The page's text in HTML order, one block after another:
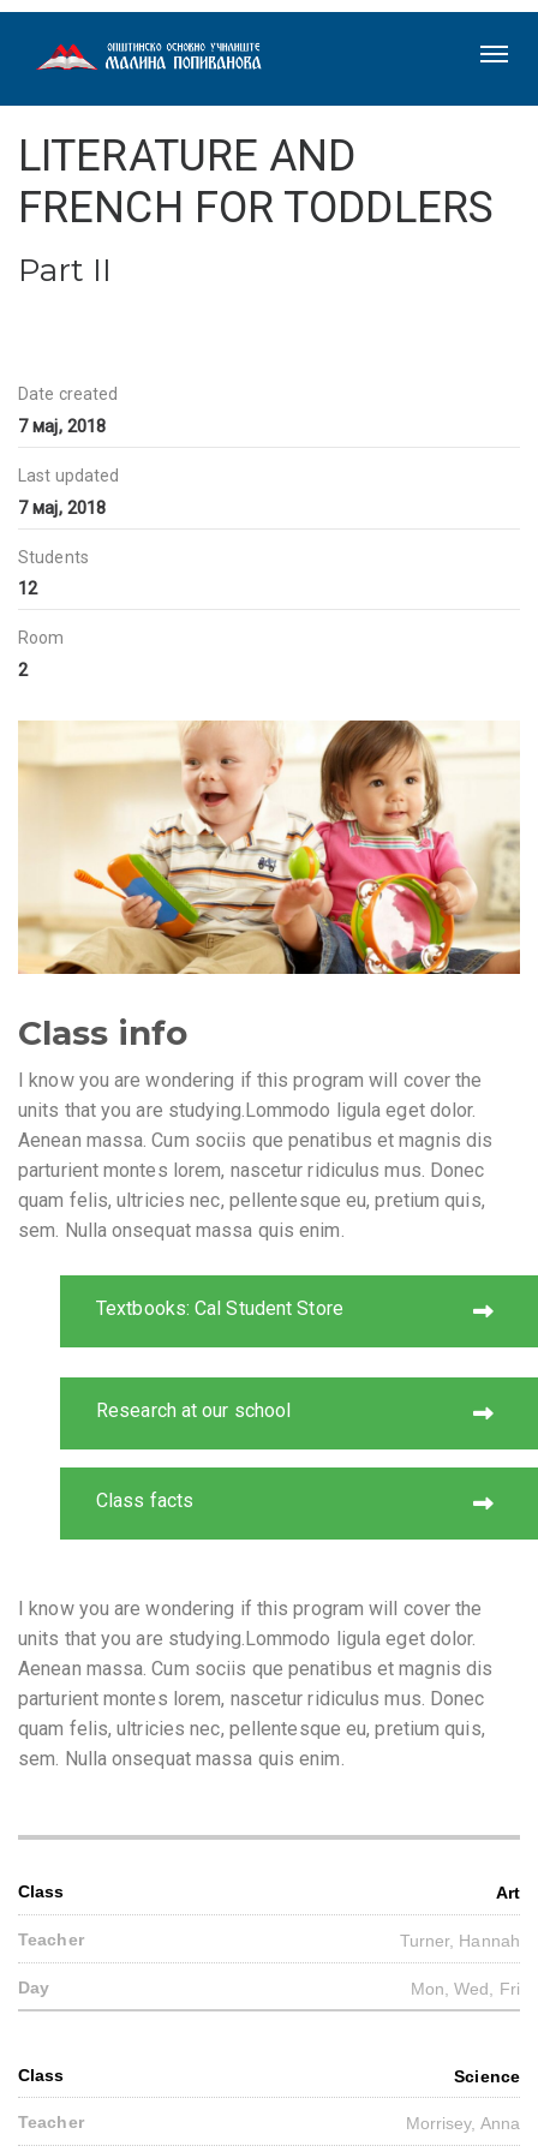
LITERATURE AND
FRENCH FOR TODDLERS
Part II
Date created
7 мај, 2018
Last updated
7 мај, 2018
Students
12
Room
2
Class info
I know you are wondering if this program will cover the
units that you are studying.Lommodo ligula eget dolor.
Aenean massa. Cum sociis que penatibus et magnis dis
parturient montes lorem, nascetur ridiculus mus. Donec
quam felis, ultricies nec, pellentesque eu, pretium quis,
sem. Nulla onsequat massa quis enim.
Textbooks: Cal Student Store
Research at our school
Class facts
I know you are wondering if this program will cover the
units that you are studying.Lommodo ligula eget dolor.
Aenean massa. Cum sociis que penatibus et magnis dis
parturient montes lorem, nascetur ridiculus mus. Donec
quam felis, ultricies nec, pellentesque eu, pretium quis,
sem. Nulla onsequat massa quis enim.
Art
Turner, Hannah
Mon, Wed, Fri
Science
Morrisey, Anna